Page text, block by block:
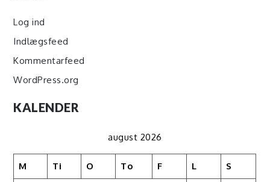
Log ind
Indlægsfeed
Kommentarfeed
WordPress.org
KALENDER
august 2026
M Ti O To F L S